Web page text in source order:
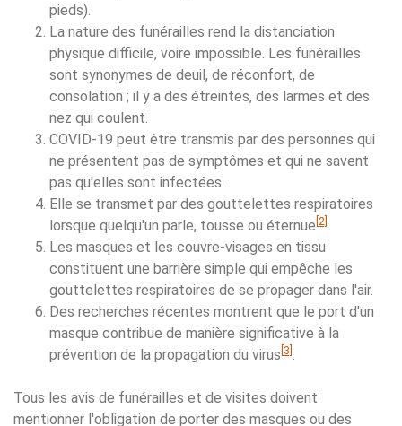
pieds).
La nature des funérailles rend la distanciation
physique difficile, voire impossible. Les funérailles
sont synonymes de deuil, de réconfort, de
consolation ; il y a des étreintes, des larmes et des
nez qui coulent.
COVID-19 peut être transmis par des personnes qui
ne présentent pas de symptômes et qui ne savent
pas qu'elles sont infectées.
Elle se transmet par des gouttelettes respiratoires
lorsque quelqu'un parle, tousse ou éternue [2] .
Les masques et les couvre-visages en tissu
constituent une barrière simple qui empêche les
gouttelettes respiratoires de se propager dans l'air.
Des recherches récentes montrent que le port d'un
masque contribue de manière significative à la
prévention de la propagation du virus [3] .
Tous les avis de funérailles et de visites doivent
mentionner l'obligation de porter des masques ou des